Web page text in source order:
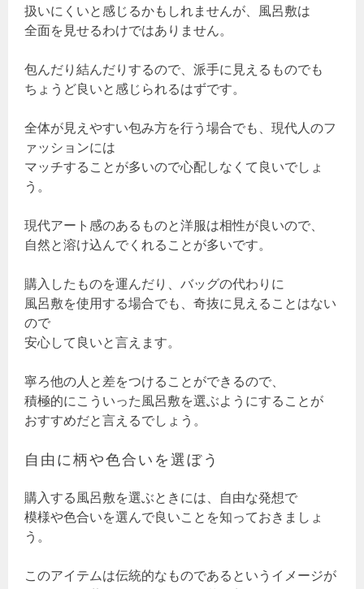
扱いにくいと感じるかもしれませんが、風呂敷は
全面を見せるわけではありません。
包んだり結んだりするので、派手に見えるものでも
ちょうど良いと感じられるはずです。
全体が見えやすい包み方を行う場合でも、現代人のフ
ァッションには
マッチすることが多いので心配しなくて良いでしょ
う。
現代アート感のあるものと洋服は相性が良いので、
自然と溶け込んでくれることが多いです。
購入したものを運んだり、バッグの代わりに
風呂敷を使用する場合でも、奇抜に見えることはない
ので
安心して良いと言えます。
寧ろ他の人と差をつけることができるので、
積極的にこういった風呂敷を選ぶようにすることが
おすすめだと言えるでしょう。
自由に柄や色合いを選ぼう
購入する風呂敷を選ぶときには、自由な発想で
模様や色合いを選んで良いことを知っておきましょ
う。
このアイテムは伝統的なものであるというイメージが